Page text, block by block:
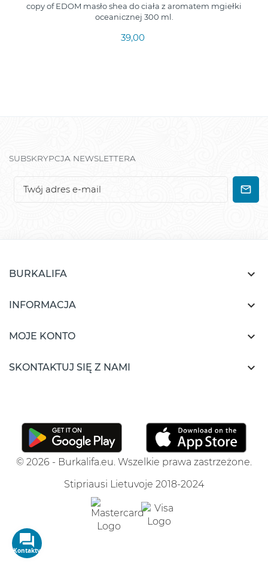
copy of EDOM masło shea do ciała z aromatem mgiełki
oceanicznej 300 ml.
39,00
SUBSKRYPCJA NEWSLETTERA
BURKALIFA 
INFORMACJA 
MOJE KONTO 
SKONTAKTUJ SIĘ Z NAMI 
© 2026 - Burkalifa.eu. Wszelkie prawa zastrzeżone.
Stipriausi Lietuvoje 2018-2024
Kontakty